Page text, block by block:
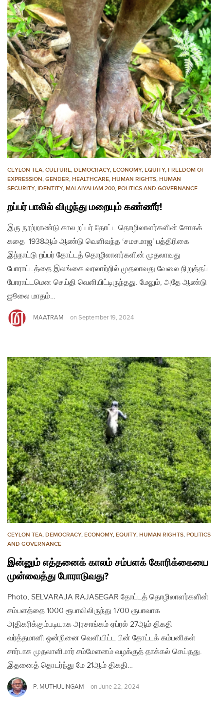
CEYLON TEA, CULTURE, DEMOCRACY, ECONOMY, EQUITY, FREEDOM OF
EXPRESSION, GENDER, HEALTHCARE, HUMAN RIGHTS, HUMAN
SECURITY, IDENTITY, MALAIYAHAM 200, POLITICS AND GOVERNANCE
றப்பர் பாலில் விழுந்து மறையும் கண்ணீர்!
இரு நூற்றாண்டு கால றப்பர் தோட்ட தொழிலாளர்களின் சோகக்
கதை 1938ஆம் ஆண்டு வெளிவந்த ‘சமசமாஜ’ பத்திரிகை
இந்நாட்டு றப்பர் தோட்டத் தொழிலாளர்களின் முதலாவது
போராட்டத்தை இலங்கை வரலாற்றில் முதலாவது வேலை நிறுத்தப்
போராட்டமென செய்தி வெளியிட்டிருந்தது. மேலும், அதே ஆண்டு
ஜூலை மாதம்…
MAATRAM on September 19, 2024
CEYLON TEA, DEMOCRACY, ECONOMY, EQUITY, HUMAN RIGHTS, POLITICS
AND GOVERNANCE
இன்னும் எத்தனைக் காலம் சம்பளக் கோரிக்கையை
முன்வைத்து போராடுவது?
Photo, SELVARAJA RAJASEGAR தோட்டத் தொழிலாளர்களின்
சம்பளத்தை 1000 ரூபாவிலிருந்து 1700 ரூபாவாக
அதிகரிக்கும்படியாக அரசாங்கம் ஏப்ரல் 27ஆம் திகதி
வர்த்தமானி ஒன்றினை வெளியிட்ட பின் தோட்டக் கம்பனிகள்
சார்பாக முதலாளிமார் சம்மேளனம் வழக்குத் தாக்கல் செய்தது.
இதனைத் தொடர்ந்து மே 21ஆம் திகதி…
P. MUTHULINGAM on June 22, 2024